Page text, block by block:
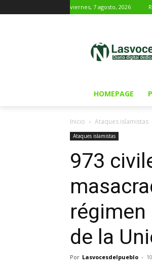
viernes, 7 agosto, 2026
HOMEPAGE
Inicio Ataques islamistas
Ataques islamistas
973
de la
Por Lasvocesdelpueblo -